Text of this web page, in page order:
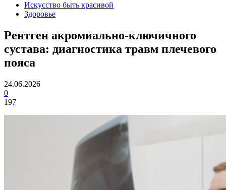
Искусство быть красивой
Здоровье
Рентген акромиально-ключичного
сустава: диагностика травм плечевого
пояса
24.06.2026
0
197